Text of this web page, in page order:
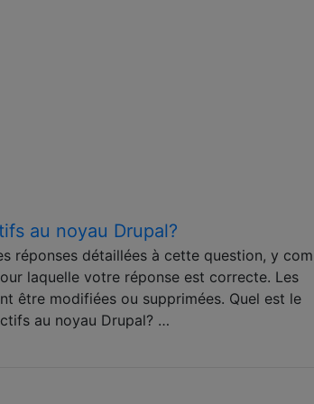
au noyau Drupal?
réponses détaillées à cette question, y
laquelle votre réponse est correcte. Les
être modifiées ou supprimées. Quel est le
au noyau Drupal? …